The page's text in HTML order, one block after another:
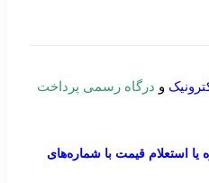
و درگاه رسمی پرداخت
استعلام قیمت با شماره‌های